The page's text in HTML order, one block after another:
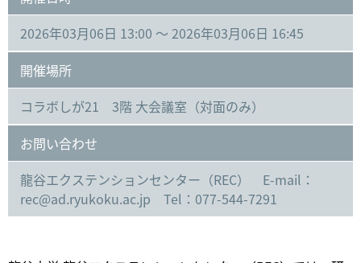
2026年03月06日 13:00 ～ 2026年03月06日 16:45
開催場所
コラボしが21 3階 大会議室（対面のみ）
お問い合わせ
龍谷エクステンションセンター（REC） E-mail：
rec@ad.ryukoku.ac.jp Tel：077-544-7291